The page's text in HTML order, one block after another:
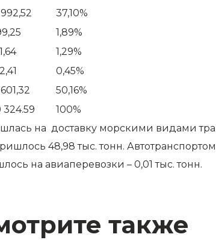
37,10%
1,89%
1,29%
0,45%
50,16%
324.59
100%
на доставку морскими видами
48,98 тыс. тонн.
на авиаперевозки – 0,01 тыс. тонн.
также